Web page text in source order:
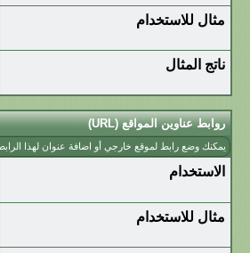
مثال للاستخدام
ناتج المثال
روابط عناوين المواقع (URL)
يمكنك وضع رابط لموقع خارجي أو اضافة عنوان لهذا
الاستخدام
مثال للاستخدام